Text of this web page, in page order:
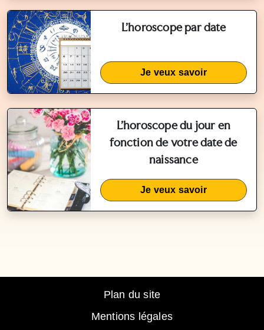
L'horoscope par date
Je veux savoir
L'horoscope du jour en
fonction de votre date de
naissance
Je veux savoir
Plan du site
Mentions légales